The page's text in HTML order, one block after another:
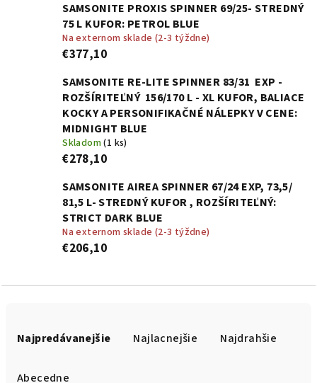
SAMSONITE PROXIS SPINNER 69/25- STREDNÝ
75 L KUFOR: PETROL BLUE
Na externom sklade (2-3 týždne)
€377,10
SAMSONITE RE-LITE SPINNER 83/31 EXP -
ROZŠÍRITEĽNÝ 156/170 L - XL KUFOR, BALIACE
KOCKY A PERSONIFIKAČNÉ NÁLEPKY V CENE:
MIDNIGHT BLUE
Skladom(1 ks)
€278,10
SAMSONITE AIREA SPINNER 67/24 EXP, 73,5/
81,5 L- STREDNÝ KUFOR , ROZŠÍRITEĽNÝ:
STRICT DARK BLUE
Na externom sklade (2-3 týždne)
€206,10
Najpredávanejšie Najlacnejšie Najdrahšie
Abecedne